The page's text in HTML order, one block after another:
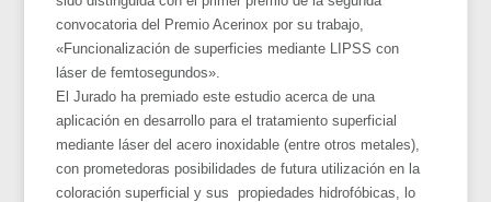
convocatoria del Premio Acerinox por su trabajo,
«Funcionalización de superficies mediante LIPSS con
láser de femtosegundos».
El Jurado ha premiado este estudio acerca de una
aplicación en desarrollo para el tratamiento superficial
mediante láser del acero inoxidable (entre otros metales),
con prometedoras posibilidades de futura utilización en la
coloración superficial y sus propiedades hidrofóbicas, lo